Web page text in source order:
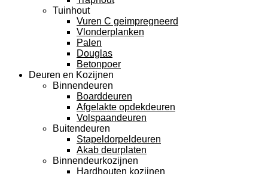
Tuinhout
Vuren C geimpregneerd
Vlonderplanken
Palen
Douglas
Betonpoer
Deuren en Kozijnen
Binnendeuren
Boarddeuren
Afgelakte opdekdeuren
Volspaandeuren
Buitendeuren
Stapeldorpeldeuren
Akab deurplaten
Binnendeurkozijnen
Hardhouten kozijnen